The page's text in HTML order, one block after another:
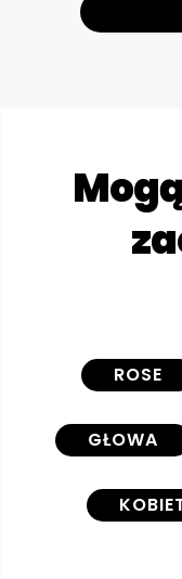
ROSE
GŁOWA